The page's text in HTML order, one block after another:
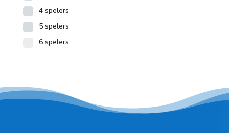
4 spelers
5 spelers
6 spelers